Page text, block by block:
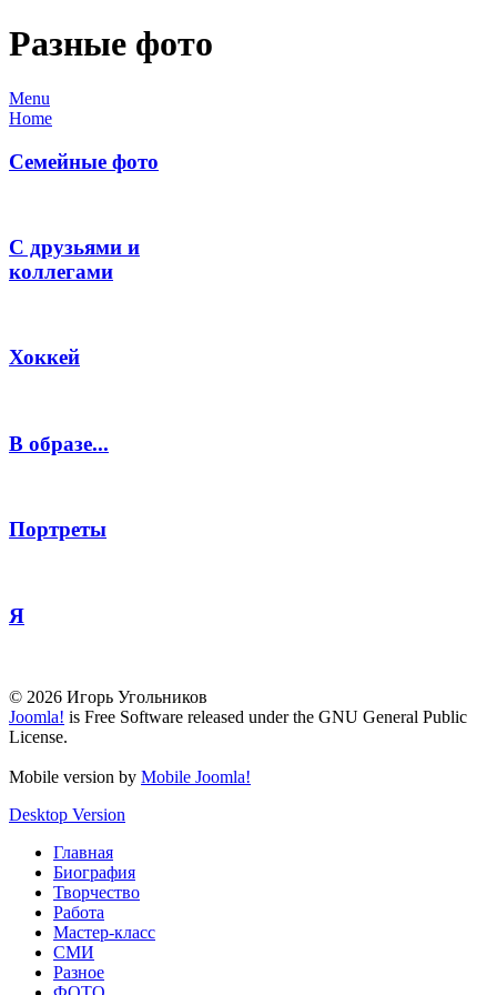
Разные фото
Menu
Home
Семейные фото
С друзьями и
коллегами
Хоккей
В образе...
Портреты
Я
© 2026 Игорь Угольников
Joomla! is Free Software released under the GNU General Public
License.
Mobile version by Mobile Joomla!
Desktop Version
Главная
Биография
Творчество
Работа
Мастер-класс
СМИ
Разное